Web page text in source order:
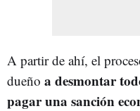
A partir de ahí, el
dueño a desmontar
pagar una sanción